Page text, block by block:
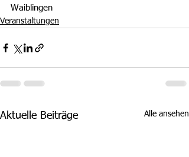
Waiblingen
Veranstaltungen
Aktuelle Beiträge Alle ansehen